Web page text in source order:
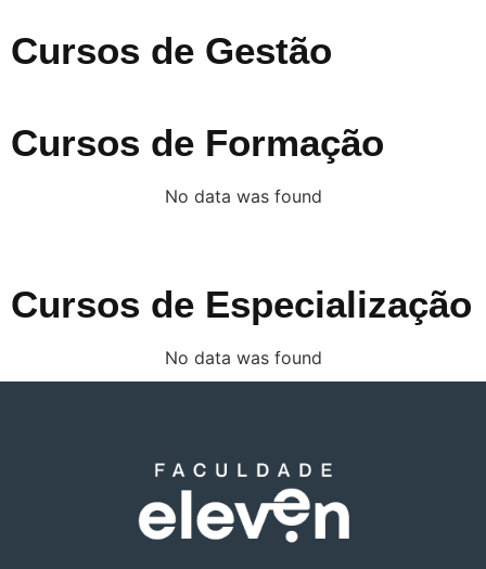
Cursos de Gestão
Cursos de Formação
No data was found
Cursos de Especialização
No data was found